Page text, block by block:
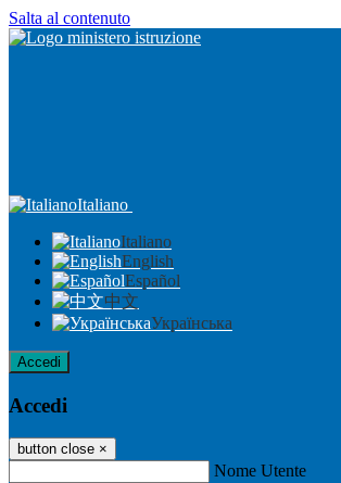
Salta al contenuto
Italiano
Italiano
English
Español
中文
Українська
Accedi
Accedi
button close ×
Nome Utente